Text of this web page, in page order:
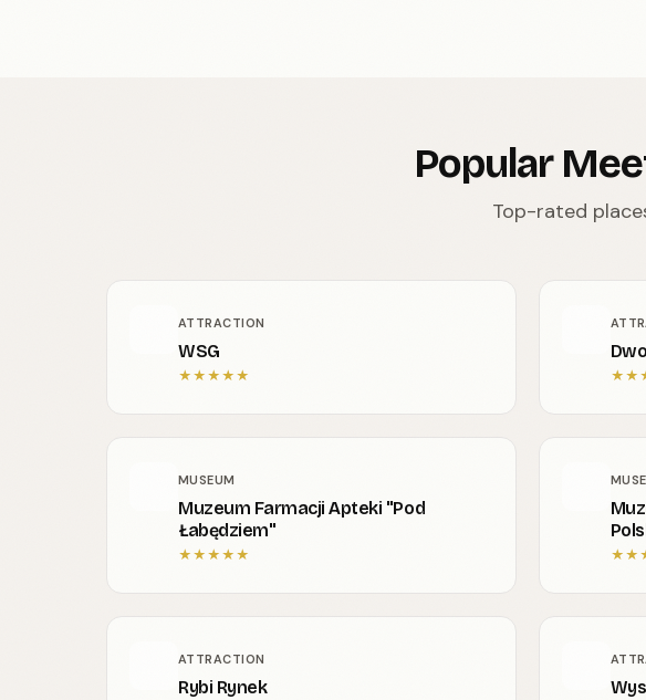
Popular
Top-rated
ATTRACTION
WSG
★★★★★ ★★
MUSEUM
Muzeum Farmacji Apteki "Pod
Łabędziem"
★★★★★ ★★
ATTRACTION
Rybi Rynek